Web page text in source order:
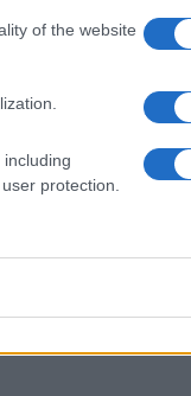
of the website
protection.
parou